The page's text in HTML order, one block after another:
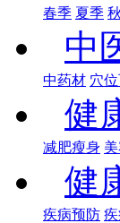
春季 夏季
中
中药材 穴
健
减肥瘦身
健
疾病预防